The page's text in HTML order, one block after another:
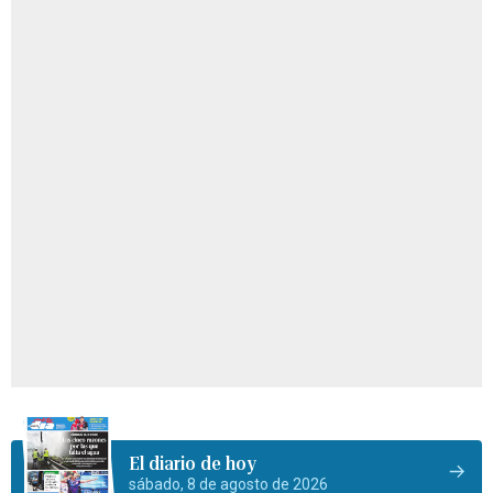
El diario de hoy
sábado, 8 de agosto de 2026